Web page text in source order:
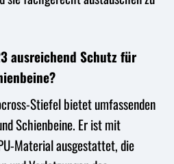
ausreichend Schutz für
Stiefel bietet umfassenden
Schienbeine. Er ist mit
Material ausgestattet, die